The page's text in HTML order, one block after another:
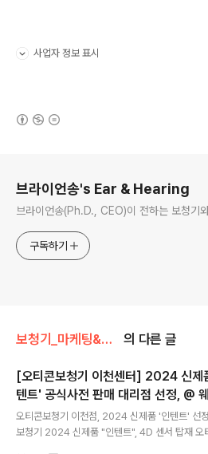
사업자 정보 표시
브라이언송's Ear & Hearing
브라이언송(Ph.D., CEO)이 전하는 보청기
구독하기
보청기_마케팅&비지니스 의 다른 글
[오티콘보청기 이천센터] 2024 신제
텐트' 공식사전 판매 대리점 선정, @
히어링 이천직영점 - 6/19 부터 보상
작!
오티콘보청기 이천점, 2024 신제품 '인텐트' 선
보청기 2024 신제품 "인텐트", 4D 센서 탑재 오